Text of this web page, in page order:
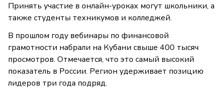
Принять участие в онлайн-уроках могут школьники, а
также студенты техникумов и колледжей.
В прошлом году вебинары по финансовой
грамотности набрали на Кубани свыше 400 тысяч
просмотров. Отмечается, что это самый высокий
показатель в России. Регион удерживает позицию
лидеров три года подряд.